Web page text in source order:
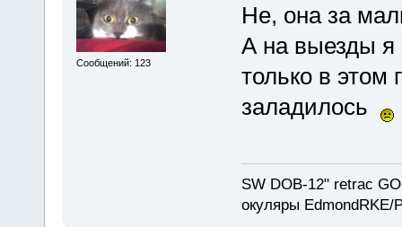
Сообщений: 123
Не, она за
А на выезды я
только в этом
заладилось
SW DOB-12" retrac
окуляры EdmondRKE/